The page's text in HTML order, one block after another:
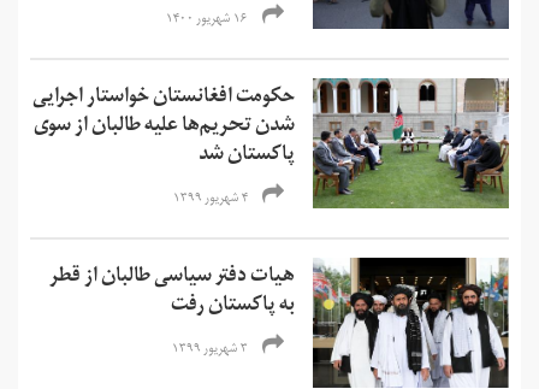
۱۶ شهریور ۱۴۰۰
حکومت افغانستان خواستار اجرایی
شدن تحریم‌ها علیه طالبان از سوی
پاکستان شد
۴ شهریور ۱۳۹۹
هیات دفتر سیاسی طالبان از قطر
به پاکستان رفت
۳ شهریور ۱۳۹۹